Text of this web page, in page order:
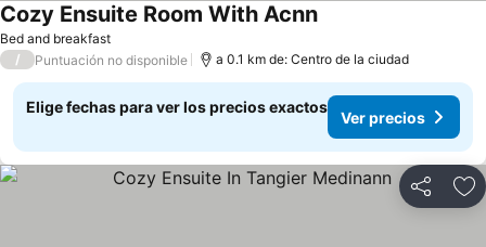
Bed and breakfast
Cozy Ensuite Room With AcnnVer precios
/ Puntuación no disponible a 0.1 km de: Centro de la ciudad
Elige fechas para ver los precios exactos
Ver precios
Compartir